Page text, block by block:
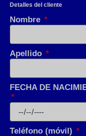
Detalles del cliente
Nombre
Apellido
FECHA DE
Teléfono (móvil)